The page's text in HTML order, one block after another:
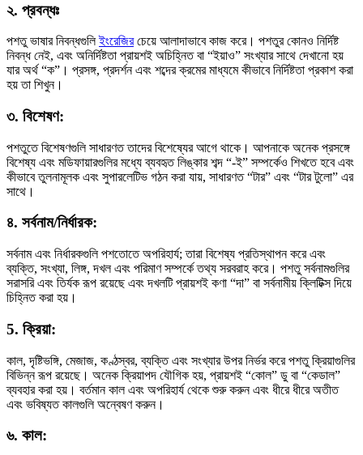
২. প্রবন্ধঃ
পশতু ভাষার নিবন্ধগুলিইংরেজিরচেয়ে আলাদাভাবে কাজ করে। পশতুর কোনও নির্দিষ্ট
নিবন্ধ নেই, এবং অনির্দিষ্টতা প্রায়শই অচিহ্নিত বা “ইয়াও” সংখ্যার সাথে দেখানো হয়
যার অর্থ “ক”। প্রসঙ্গ, প্রদর্শন এবং শব্দের ক্রমের মাধ্যমে কীভাবে নির্দিষ্টতা প্রকাশ করা
হয় তা শিখুন।
৩. বিশেষণ:
পশতুতে বিশেষণগুলি সাধারণত তাদের বিশেষ্যের আগে থাকে। আপনাকে অনেক প্রসঙ্গে
বিশেষ্য এবং মডিফায়ারগুলির মধ্যে ব্যবহৃত লিঙ্কার শব্দ “-ই” সম্পর্কেও শিখতে হবে এবং
কীভাবে তুলনামূলক এবং সুপারলেটিভ গঠন করা যায়, সাধারণত “টার” এবং “টার টুলো” এর
সাথে।
৪. সর্বনাম/নির্ধারক:
সর্বনাম এবং নির্ধারকগুলি পশতোতে অপরিহার্য; তারা বিশেষ্য প্রতিস্থাপন করে এবং
ব্যক্তি, সংখ্যা, লিঙ্গ, দখল এবং পরিমাণ সম্পর্কে তথ্য সরবরাহ করে। পশতু সর্বনামগুলির
সরাসরি এবং তির্যক রূপ রয়েছে এবং দখলটি প্রায়শই কণা “দা” বা সর্বনামীয় ক্লিটিক্স দিয়ে
চিহ্নিত করা হয়।
5. ক্রিয়া:
কাল, দৃষ্টিভঙ্গি, মেজাজ, কণ্ঠস্বর, ব্যক্তি এবং সংখ্যার উপর নির্ভর করে পশতু ক্রিয়াগুলির
বিভিন্ন রূপ রয়েছে। অনেক ক্রিয়াপদ যৌগিক হয়, প্রায়শই “কোল” ডু বা “কেডাল”
ব্যবহার করা হয়। বর্তমান কাল এবং অপরিহার্য থেকে শুরু করুন এবং ধীরে ধীরে অতীত
এবং ভবিষ্যত কালগুলি অন্বেষণ করুন।
৬. কাল: